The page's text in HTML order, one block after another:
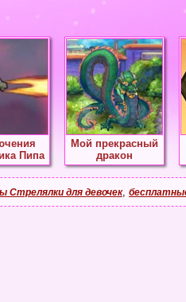
Пипа
Мой прекрасный
дракон
Стрелялки для девочек,